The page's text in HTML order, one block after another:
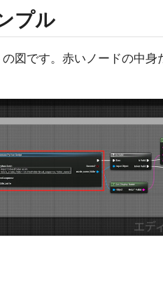
プル
図です。赤いノードの中身